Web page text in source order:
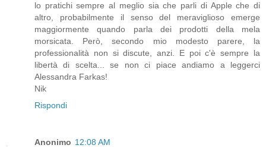
lo pratichi sempre al meglio sia che parli di Apple che di
altro, probabilmente il senso del meraviglioso emerge
maggiormente quando parla dei prodotti della mela
morsicata. Però, secondo mio modesto parere, la
professionalità non si discute, anzi. E poi c'è sempre la
libertà di scelta... se non ci piace andiamo a leggerci
Alessandra Farkas!
Nik
Rispondi
Anonimo 12:08 AM